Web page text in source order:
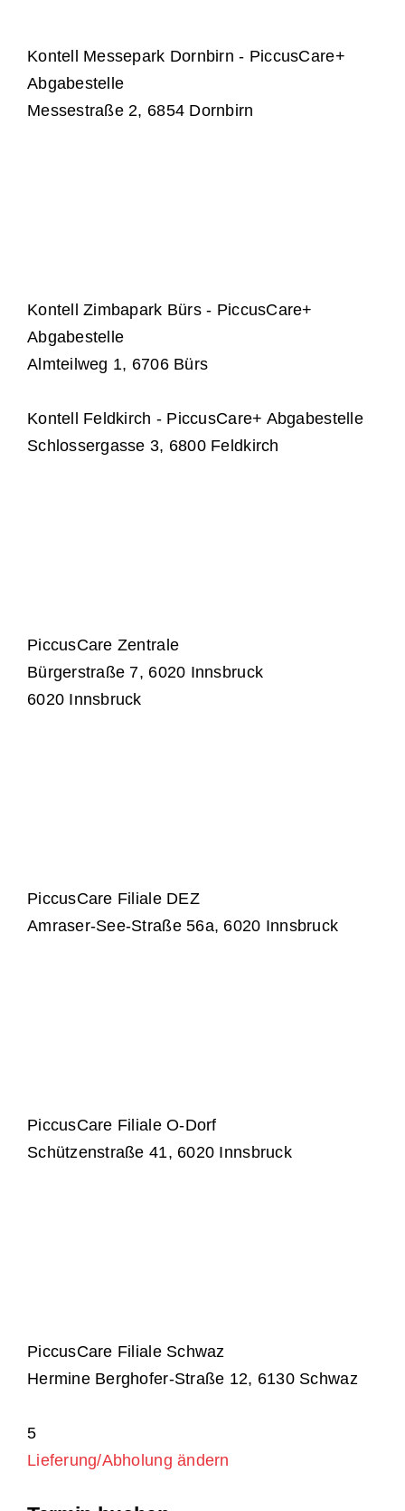
Kontell Messepark Dornbirn - PiccusCare+
Abgabestelle
Messestraße 2, 6854 Dornbirn
Kontell Zimbapark Bürs - PiccusCare+
Abgabestelle
Almteilweg 1, 6706 Bürs
Kontell Feldkirch - PiccusCare+ Abgabestelle
Schlossergasse 3, 6800 Feldkirch
PiccusCare Zentrale
Bürgerstraße 7, 6020 Innsbruck
6020 Innsbruck
PiccusCare Filiale DEZ
Amraser-See-Straße 56a, 6020 Innsbruck
PiccusCare Filiale O-Dorf
Schützenstraße 41, 6020 Innsbruck
PiccusCare Filiale Schwaz
Hermine Berghofer-Straße 12, 6130 Schwaz
5
Lieferung/Abholung ändern